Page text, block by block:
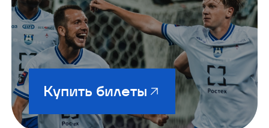
Купить билеты